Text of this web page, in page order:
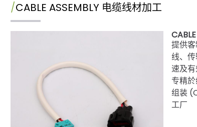
CABLE ASSEMBLY 电缆线材加工
提供
线、
速及
专精
组装
工厂